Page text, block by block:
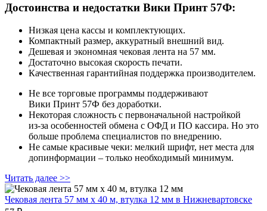
Достоинства и недостатки Вики Принт 57Ф:
Низкая цена кассы и комплектующих.
Компактный размер, аккуратный внешний вид.
Дешевая и экономная чековая лента на 57 мм.
Достаточно высокая скорость печати.
Качественная гарантийная поддержка производителем.
Не все торговые программы поддерживают
Вики Принт 57Ф без доработки.
Некоторая сложность с первоначальной настройкой
из‑за особенностей обмена с ОФД и ПО кассира. Но это
больше проблема специалистов по внедрению.
Не самые красивые чеки: мелкий шрифт, нет места для
допинформации – только необходимый минимум.
Читать далее >>
Чековая лента 57 мм x 40 м, втулка 12 мм в Нижневартовске